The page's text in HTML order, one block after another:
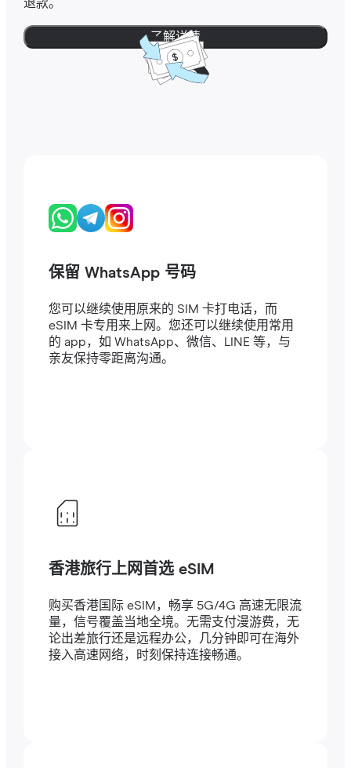
退款。
了解详情
保留 WhatsApp 号码
您可以继续使用原来的 SIM 卡打电话，而
eSIM 卡专用来上网。您还可以继续使用常用
的 app，如 WhatsApp、微信、LINE 等，与
亲友保持零距离沟通。
香港旅行上网首选 eSIM
购买香港国际 eSIM，畅享 5G/4G 高速无限流
量，信号覆盖当地全境。无需支付漫游费，无
论出差旅行还是远程办公，几分钟即可在海外
接入高速网络，时刻保持连接畅通。